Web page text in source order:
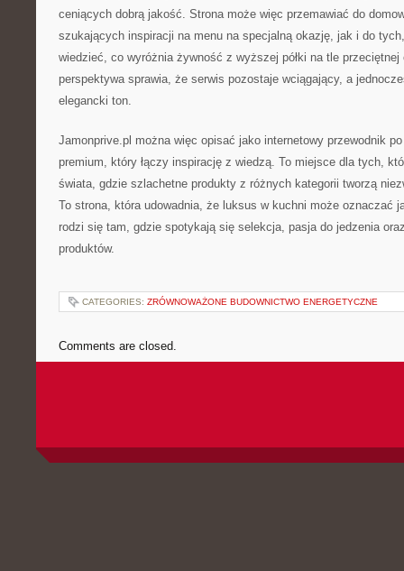
ceniących dobrą jakość. Strona może więc przemawiać do
szukających inspiracji na menu na specjalną okazję, jak i do
wiedzieć, co wyróżnia żywność z wyższej półki na tle przeciętnej
perspektywa sprawia, że serwis pozostaje wciągający, a
elegancki ton.
Jamonprive.pl można więc opisać jako internetowy przewodnik
premium, który łączy inspirację z wiedzą. To miejsce dla tych,
świata, gdzie szlachetne produkty z różnych kategorii tworzą
To strona, która udowadnia, że luksus w kuchni może oznaczać
rodzi się tam, gdzie spotykają się selekcja, pasja do jedzenia
produktów.
CATEGORIES: ZRÓWNOWAŻONE BUDOWNICTWO ENERGETYCZNE
Comments are closed.